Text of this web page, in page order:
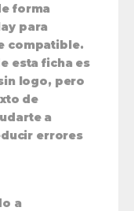
forma
para
compatible.
esta ficha es
logo, pero
de
a
errores
a